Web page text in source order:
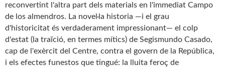
reconvertint l'altra part dels materials en l'immediat Campo
de los almendros. La novel·la historia —i el grau
d'historicitat és verdaderament impressionant— el colp
d'estat (la traïció, en termes mítics) de Segismundo Casado,
cap de l'exèrcit del Centre, contra el govern de la República,
i els efectes funestos que tingué: la lluita feroç de